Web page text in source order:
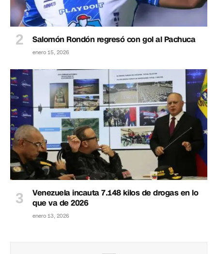
Salomón Rondón regresó con gol al Pachuca
enero 15, 2026
Venezuela incauta 7.148 kilos de drogas en lo
que va de 2026
enero 13, 2026